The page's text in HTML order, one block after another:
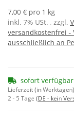
7,00 € pro 1 kg
inkl. 7% USt. , zzgl.
versandkostenfrei -
ausschließlich an
sofort verfügbar
Lieferzeit (in
2 - 5 Tage (DE - kein